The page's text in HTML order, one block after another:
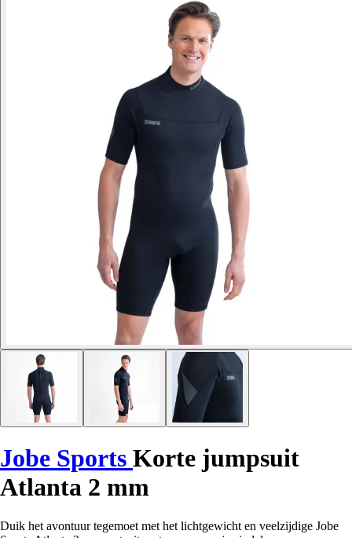
Jobe Sports Korte jumpsuit
Atlanta 2 mm
Duik het avontuur tegemoet met het lichtgewicht en veelzijdige Jobe